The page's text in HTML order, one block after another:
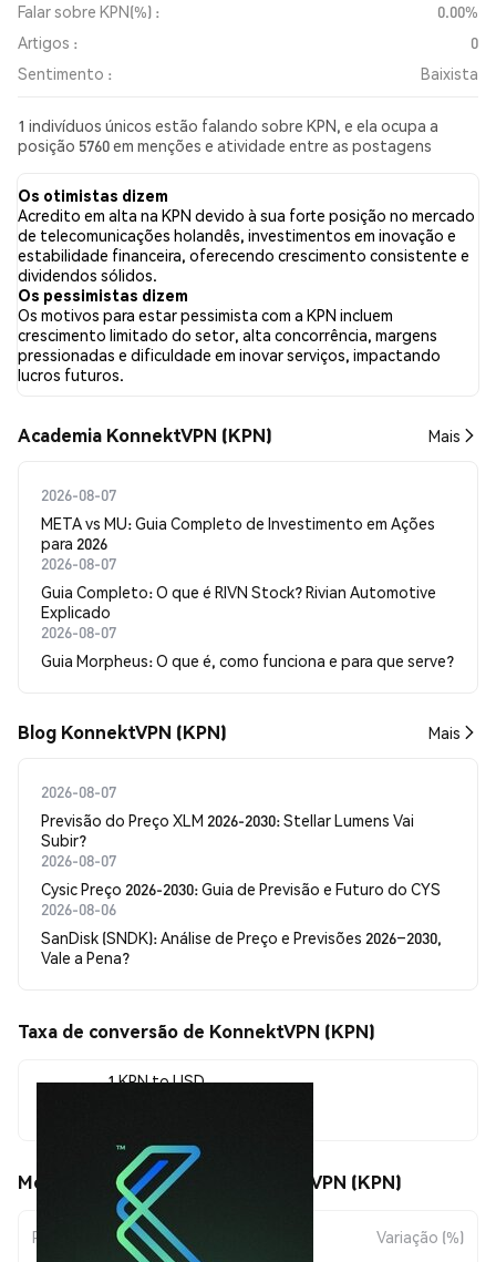
Falar sobre KPN(%) :
0.00%
Artigos :
0
Sentimento :
Baixista
1 indivíduos únicos estão falando sobre KPN, e ela ocupa a
posição 5760 em menções e atividade entre as postagens
em todas as redes sociais foi Baixista. Por fim, foram publicados
0 artigos de notícias sobre KPN. No Twitter, 100.00% dos
tweets apresentaram um sentimento otimista em comparação
com 0.00% dos tweets com sentimento pessimista sobre KPN.
0.00% dos tweets foram neutros em relação a KPN. Esses
sentimentos são baseados em 16 tweets.
Os otimistas dizem
Acredito em alta na KPN devido à sua forte posição no mercado
de telecomunicações holandês, investimentos em inovação e
estabilidade financeira, oferecendo crescimento consistente e
dividendos sólidos.
Os pessimistas dizem
Os motivos para estar pessimista com a KPN incluem
crescimento limitado do setor, alta concorrência, margens
pressionadas e dificuldade em inovar serviços, impactando
lucros futuros.
Academia KonnektVPN (KPN) Mais
2026-08-07
META vs MU: Guia Completo de Investimento em Ações
para 2026
2026-08-07
Guia Completo: O que é RIVN Stock? Rivian Automotive
Explicado
2026-08-07
Guia Morpheus: O que é, como funciona e para que serve?
Blog KonnektVPN (KPN) Mais
2026-08-07
Previsão do Preço XLM 2026-2030: Stellar Lumens Vai
Subir?
2026-08-07
Cysic Preço 2026-2030: Guia de Previsão e Futuro do CYS
2026-08-06
SanDisk (SNDK): Análise de Preço e Previsões 2026–2030,
Vale a Pena?
Taxa de conversão de KonnektVPN (KPN)
1 KPN to USD
Movimentos de preço de KonnektVPN (KPN)
Período Variação (%)